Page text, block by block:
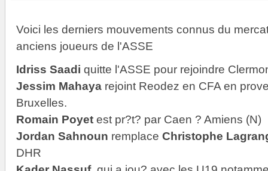
Voici les derniers mouvements connus du
anciens joueurs de l'ASSE
Idriss Saadi quitte l'ASSE pour rejoindre
Jessim Mahaya rejoint Reodez en CFA en
Bruxelles.
Romain Poyet est pr?t? par Caen ? Amiens (N)
Jordan Sahnoun remplace Christophe
DHR